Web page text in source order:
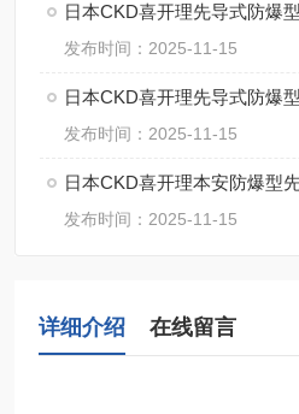
发布时间：2025-11-15
日本CKD喜开理先导式防爆
发布时间：2025-11-15
发布时间：2025-11-15
详细介绍 在线留言